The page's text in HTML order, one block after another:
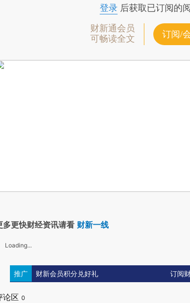
登录后获取已订阅的
财新通会员
可畅读全文
订阅/
多更快财经资讯请看 财新一线
Loading...
推广 财新会员积分兑好礼 订阅
论区 0